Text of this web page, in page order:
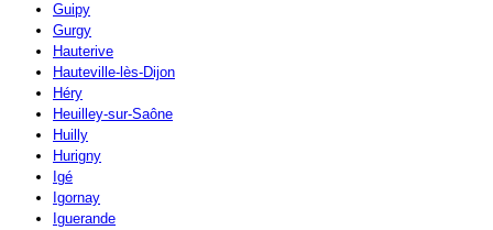
Guipy
Gurgy
Hauterive
Hauteville-lès-Dijon
Héry
Heuilley-sur-Saône
Huilly
Hurigny
Igé
Igornay
Iguerande